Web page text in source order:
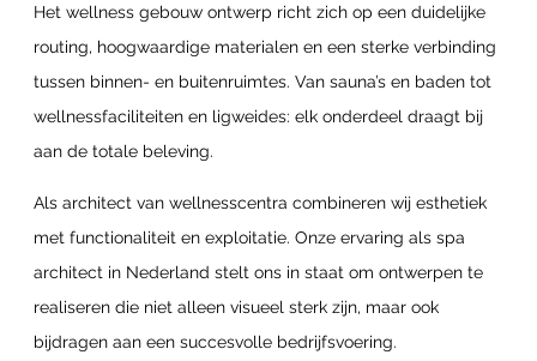
Het wellness gebouw ontwerp richt zich op een duidelijke
routing, hoogwaardige materialen en een sterke verbinding
tussen binnen- en buitenruimtes. Van sauna’s en baden tot
wellnessfaciliteiten en ligweides: elk onderdeel draagt bij
aan de totale beleving.
Als architect van wellnesscentra combineren wij esthetiek
met functionaliteit en exploitatie. Onze ervaring als spa
architect in Nederland stelt ons in staat om ontwerpen te
realiseren die niet alleen visueel sterk zijn, maar ook
bijdragen aan een succesvolle bedrijfsvoering.